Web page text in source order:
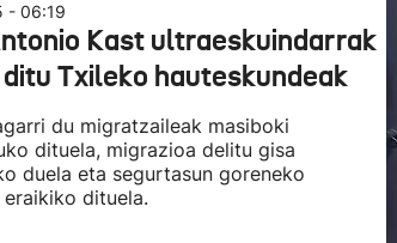
- 06:19
Kast ultraeskuindarrak
Txileko hauteskundeak
du migratzaileak masiboki
dituela, migrazioa delitu gisa
duela eta segurtasun goreneko
dituela.